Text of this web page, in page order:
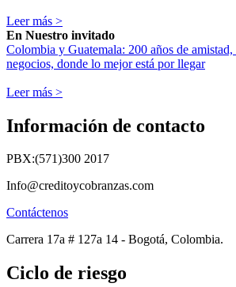
Leer más >
En Nuestro invitado
Colombia y Guatemala: 200 años de
negocios, donde lo mejor está por llegar
Leer más >
Información de contacto
PBX:(571)300 2017
Info@creditoycobranzas.com
Contáctenos
Carrera 17a # 127a 14 - Bogotá, Colombia.
Ciclo de riesgo